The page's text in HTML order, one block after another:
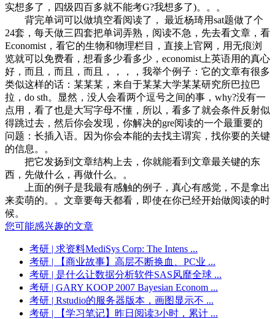
实想多了，四级四百多就不能考G?我想多了)。。。
背完单词可以做填空看阅读了， 最近杨琦用sat题做了个
24套，每天做三四套把单词弄熟，阅读不急，先去看文章，看
Economist，看它的生物和物理栏目，直接上官网，用无痕浏
览就可以免费看，想看多少看多少，economist上英语用的真心
好，而且，而且，而且，，，，我举个例子：它的文章有很多
类似这样的话：某某某，来自于某某大学某某研究所巴拉巴
拉，do sth。显然，没人会看两个逗号之间的事，why?没有一
点用，看了也是大写字母不懂，所以，看多了就会条件反射似
得跳过去，然后你会发现，你解决的gre阅读的一个最重要的
问题：长插入语。因为你会本能的去找主谓宾，找你要的关键
的信息。。
把它发扬到文章结构上去，你就能看到文章最关键的东
西，先做什么，再做什么。。
上面的例子是我最有感触的例子，真心有感觉，不是拿出
来卖萌的。。文章要每天都看，即使在你已经开始做阅读的时
候。
您可能感兴趣的文章
考研 | 求资料MediSys Corp: The Intens ...
考研 | 【商业故事】高层不断换血、PC业 ...
考研 | 是什么让数据分析软件SAS风靡全球 ...
考研 | GARY KOOP 2007 Bayesian Econom ...
考研 | Rstudio的服务器版本，画图显示不 ...
考研 | 【学习笔记】昨日阅读3小时，累计 ...